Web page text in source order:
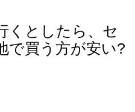
くとしたら、セ
で買う方が安い?